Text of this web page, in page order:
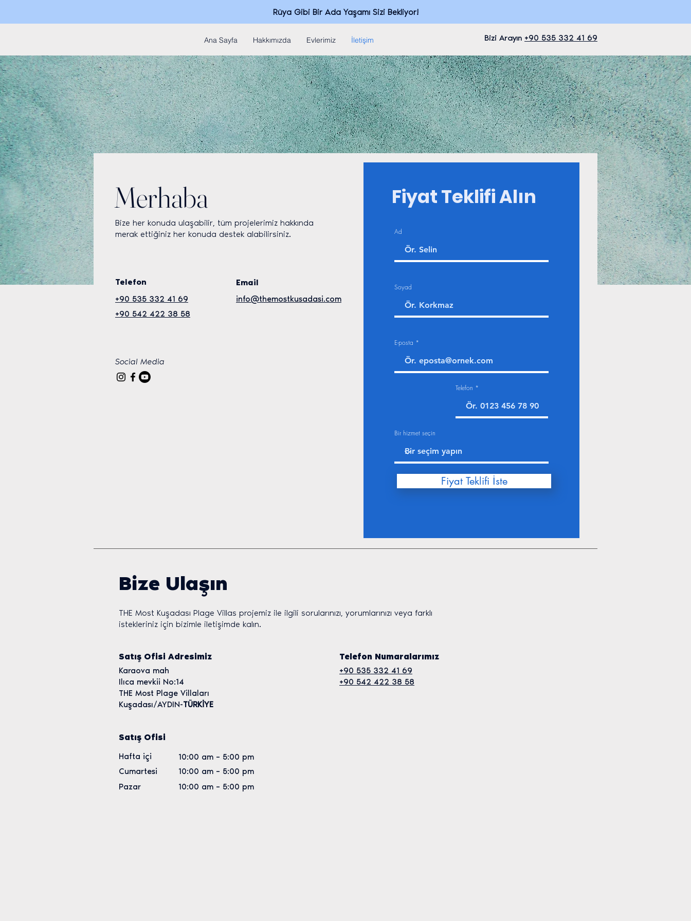
Rüya Gibi Bir Ada Yaşamı Sizi Bekliyor!
Ana Sayfa Hakkımızda Evlerimiz İletişim Bizi Arayın +90 535 332 41 69
Merhaba
Bize her konuda ulaşabilir, tüm projelerimiz hakkında
merak ettiğiniz her konuda destek alabilirsiniz.
Telefon
+90 535 332 41 69
Email
info@themostkusadasi.com
+90 542 422 38 58
Social Media
Fiyat Teklifi Alın
Ad
Soyad
E-posta
Telefon
Bir hizmet seçin
Fiyat Teklifi İste
Bize Ulaşın
THE Most Kuşadası Plage Villas projemiz ile ilgili sorularınızı, yorumlarınızı veya farklı
istekleriniz için bizimle iletişimde kalın.
Satış Ofisi Adresimiz
Karaova mah
Ilıca mevkii No:14
THE Most Plage Villaları
Kuşadası/AYDIN-TÜRKİYE
Telefon Numaralarımız
+90 535 332 41 69
+90 542 422 38 58
Satış Ofisi
Hafta içi
Cumartesi
Pazar
10:00 am – 5:00 pm
10:00 am – 5:00 pm
10:00 am – 5:00 pm